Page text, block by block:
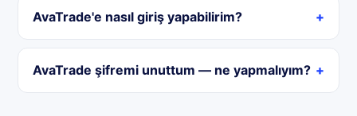
AvaTrade'e nasıl giriş yapabilirim?
AvaTrade şifremi unuttum — ne yapmalıyım?